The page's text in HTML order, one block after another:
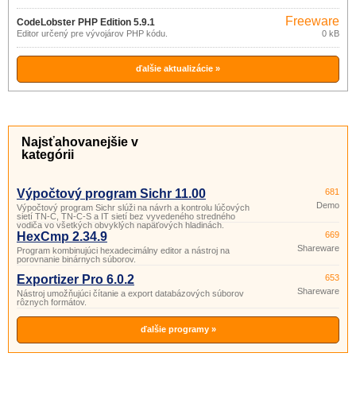
CodeLobster PHP Edition 5.9.1
Editor určený pre vývojárov PHP kódu.
Freeware
0 kB
ďalšie aktualizácie »
Najsťahovanejšie v
kategórii
Výpočtový program Sichr 11.00
Výpočtový program Sichr slúži na návrh a kontrolu lúčových
sietí TN-C, TN-C-S a IT sietí bez vyvedeného stredného
vodiča vo všetkých obvyklých napäťových hladinách.
681
Demo
HexCmp 2.34.9
Program kombinujúci hexadecimálny editor a nástroj na
porovnanie binárnych súborov.
669
Shareware
Exportizer Pro 6.0.2
Nástroj umožňujúci čítanie a export databázových súborov
rôznych formátov.
653
Shareware
ďalšie programy »